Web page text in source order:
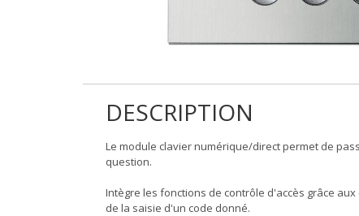
DESCRIPTION
Le module clavier numérique/direct permet de
question.
Intègre les fonctions de contrôle d'accès grâce
de la saisie d'un code donné.